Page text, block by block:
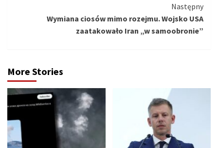
Następny
Wymiana ciosów mimo rozejmu. Wojsko USA
zaatakowało Iran „w samoobronie”
More Stories